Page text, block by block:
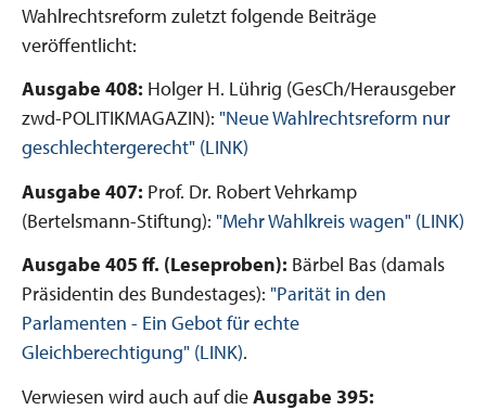
Wahlrechtsreform zuletzt folgende Beiträge
veröffentlicht:
Ausgabe 408: Holger H. Lührig (GesCh/Herausgeber
zwd-POLITIKMAGAZIN): "Neue Wahlrechtsreform nur
geschlechtergerecht" (LINK)
Ausgabe 407: Prof. Dr. Robert Vehrkamp
(Bertelsmann-Stiftung): "Mehr Wahlkreis wagen" (LINK)
Ausgabe 405 ff. (Leseproben): Bärbel Bas (damals
Präsidentin des Bundestages): "Parität in den
Parlamenten - Ein Gebot für echte
Gleichberechtigung" (LINK).
Verwiesen wird auch auf dieAusgabe 395: